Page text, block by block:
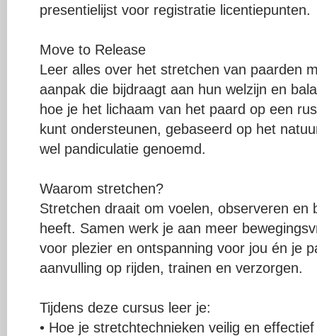
presentielijst voor registratie licentiepunten.
Move to Release
Leer alles over het stretchen van paarden
aanpak die bijdraagt aan hun welzijn en
hoe je het lichaam van het paard op een
kunt ondersteunen, gebaseerd op het
wel pandiculatie genoemd.
Waarom stretchen?
Stretchen draait om voelen, observeren en
heeft. Samen werk je aan meer
voor plezier en ontspanning voor jou én je
aanvulling op rijden, trainen en verzorgen.
Tijdens deze cursus leer je:
• Hoe je stretchtechnieken veilig en